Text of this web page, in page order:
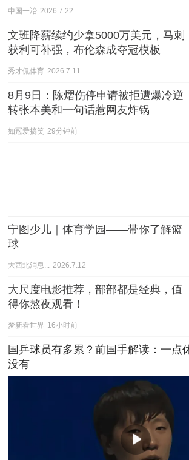
中国一冶 2026.7.22
文班降薪续约少拿5000万美元，马刺
获利可补强，布伦森成夺冠模板
秀才侃体育 2026.7.11
8月9日：陈熠伤停申请被拒遭爆冷逆
转张本美和一句话惹网友炸锅
如冠爱搞笑 29分钟前
宁图少儿｜体育学园——带你了解篮
球
大西北消息... 2026.7.12
大尺度电影推荐，部部都是经典，值
得你熬夜观看！
梦新看世界 16小时前
国乒球员有多累？前国手解读：一点
没有